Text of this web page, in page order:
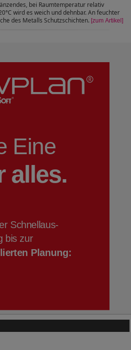
bei Raumtemperatur relativ
wird es weich und dehnbar. An feuchter
des Metalls Schutzschichten. [zum Artikel]